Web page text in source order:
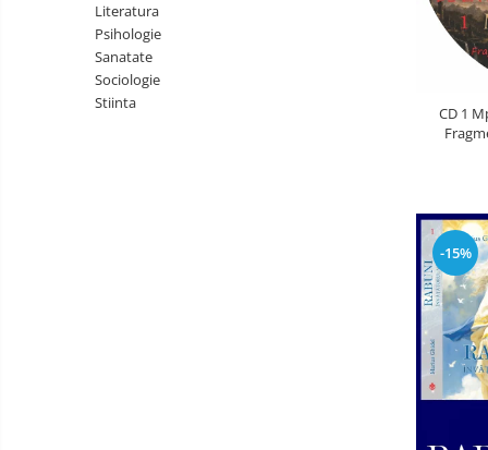
Literatura
Psihologie
Sanatate
Sociologie
Stiinta
CD 1
-15%